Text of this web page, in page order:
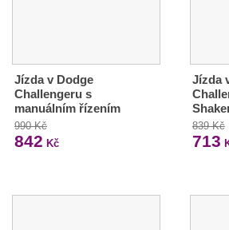
Jízda v Dodge
Challengeru s
manuálním řízením
990 Kč
842 Kč
Jízda
839 Kč
713